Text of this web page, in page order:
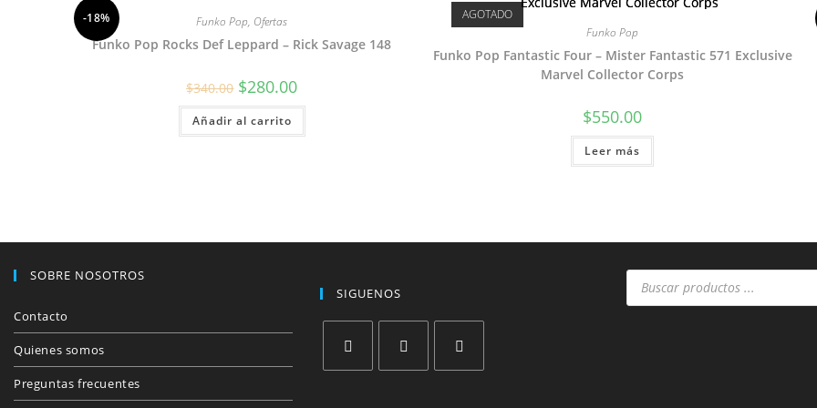
-18% Funko Pop, Ofertas
Funko Pop Rocks Def Leppard – Rick Savage 148
$340.00 El
precio
original
era:
$340.00.
$280.00El
actual
$280.00.
Añadir al carrito
AGOTADO
Funko Pop
Funko Pop Fantastic Four – Mister Fantastic 571 Exclusive
Marvel Collector Corps
$550.00
Leer más
SOBRE NOSOTROS
Contacto
Quienes somos
Preguntas frecuentes
SIGUENOS
Búsqueda
productos